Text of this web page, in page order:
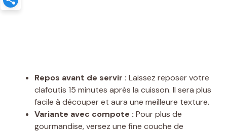
Repos avant de servir : Laissez reposer votre
clafoutis 15 minutes après la cuisson. Il sera plus
facile à découper et aura une meilleure texture.
Variante avec compote : Pour plus de
gourmandise, versez une fine couche de